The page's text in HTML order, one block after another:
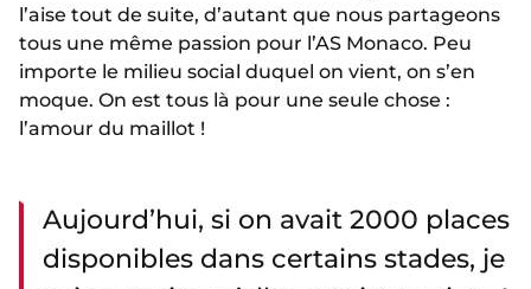
l’aise tout de suite, d’autant que nous partageons
tous une même passion pour l’AS Monaco. Peu
importe le milieu social duquel on vient, on s’en
moque. On est tous là pour une seule chose :
l’amour du maillot !
Aujourd’hui, si on avait 2000 places
disponibles dans certains stades, je